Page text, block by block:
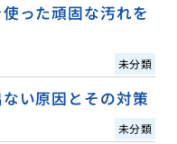
った頑固な汚れを
未分類
い原因とその対策
未分類